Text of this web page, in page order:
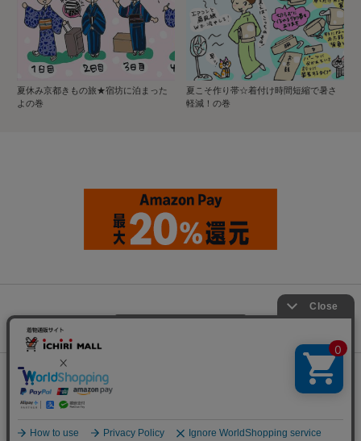
夏休み京都きもの旅★宿坊に泊まった
よの巻
夏こそ作り帯☆着付け時間短縮で暑さ
軽減！の巻